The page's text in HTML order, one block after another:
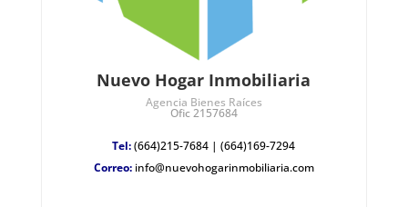
Nuevo Hogar Inmobiliaria
Agencia Bienes Raíces
Ofic 2157684
Tel:(664)215-7684 | (664)169-7294
Correo: info@nuevohogarinmobiliaria.com